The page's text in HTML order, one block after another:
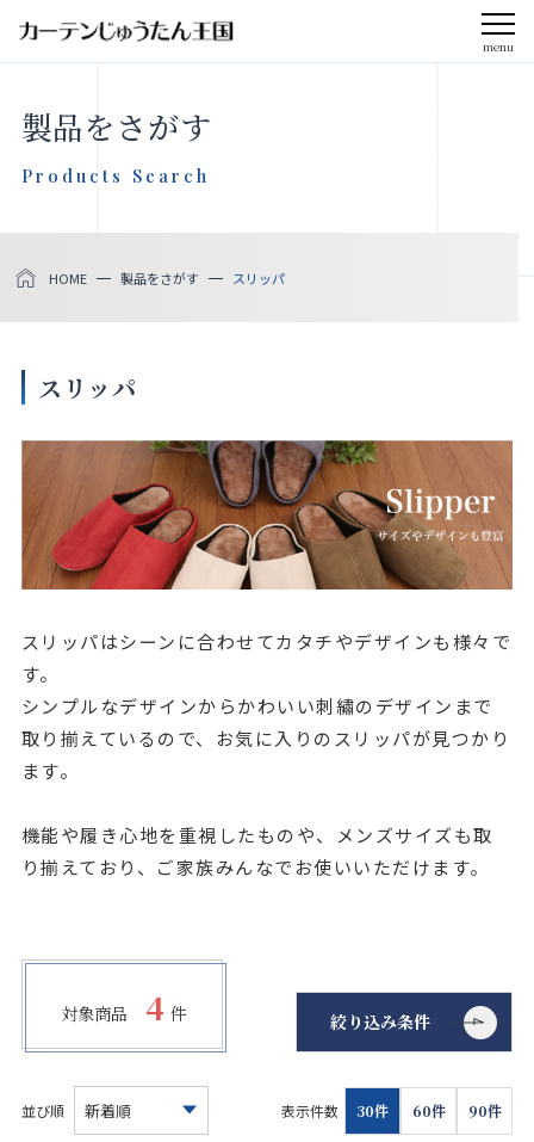
menu
会社案内
お知らせ
製品をさがす
店舗をさがす
私たちのこだわり
お客様の声
お役立ち情報
FAQ
お気に入りリスト
製品をさがす
Products Search
HOME 製品をさがす スリッパ
スリッパ
スリッパはシーンに合わせてカタチやデザインも様々で
す。
シンプルなデザインからかわいい刺繡のデザインまで
取り揃えているので、お気に入りのスリッパが見つかり
ます。
機能や履き心地を重視したものや、メンズサイズも取
り揃えており、ご家族みんなでお使いいただけます。
対象商品 4 件 絞り込み条件
並び順 表示件数 30件 60件 90件